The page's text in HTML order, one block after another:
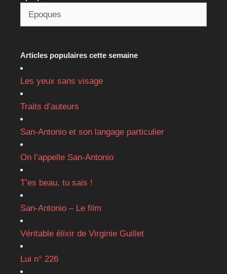
Articles populaires cette semaine
Les yeux sans visage
Traits d’auteurs
San-Antonio et son langage particulier
On l’appelle San-Antonio
T’es beau, tu sais !
San-Antonio – Le film
Véritable élixir de Virginie Guillet
Lui n° 226